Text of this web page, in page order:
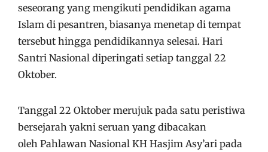
seseorang yang mengikuti pendidikan agama
Islam di pesantren, biasanya menetap di tempat
tersebut hingga pendidikannya selesai. Hari
Santri Nasional diperingati setiap tanggal 22
Oktober.
Tanggal 22 Oktober merujuk pada satu peristiwa
bersejarah yakni seruan yang dibacakan
oleh Pahlawan Nasional KH Hasjim Asy’ari pada